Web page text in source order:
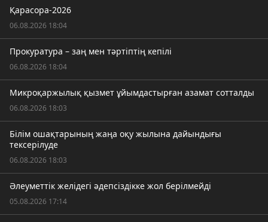
Қарасора-2026
06.08.2026 18:04
Прокуратура – заң мен тәртіптің кепілі
06.08.2026 18:04
Микроқаржылық қызмет ұйымдастырған азамат сотталды
06.08.2026 18:03
Білім ошақтарының жаңа оқу жылына дайындығы
тексерілуде
06.08.2026 18:03
Әлеуметтік желідегі әдепсіздікке жол берілмейді
05.08.2026 17:14